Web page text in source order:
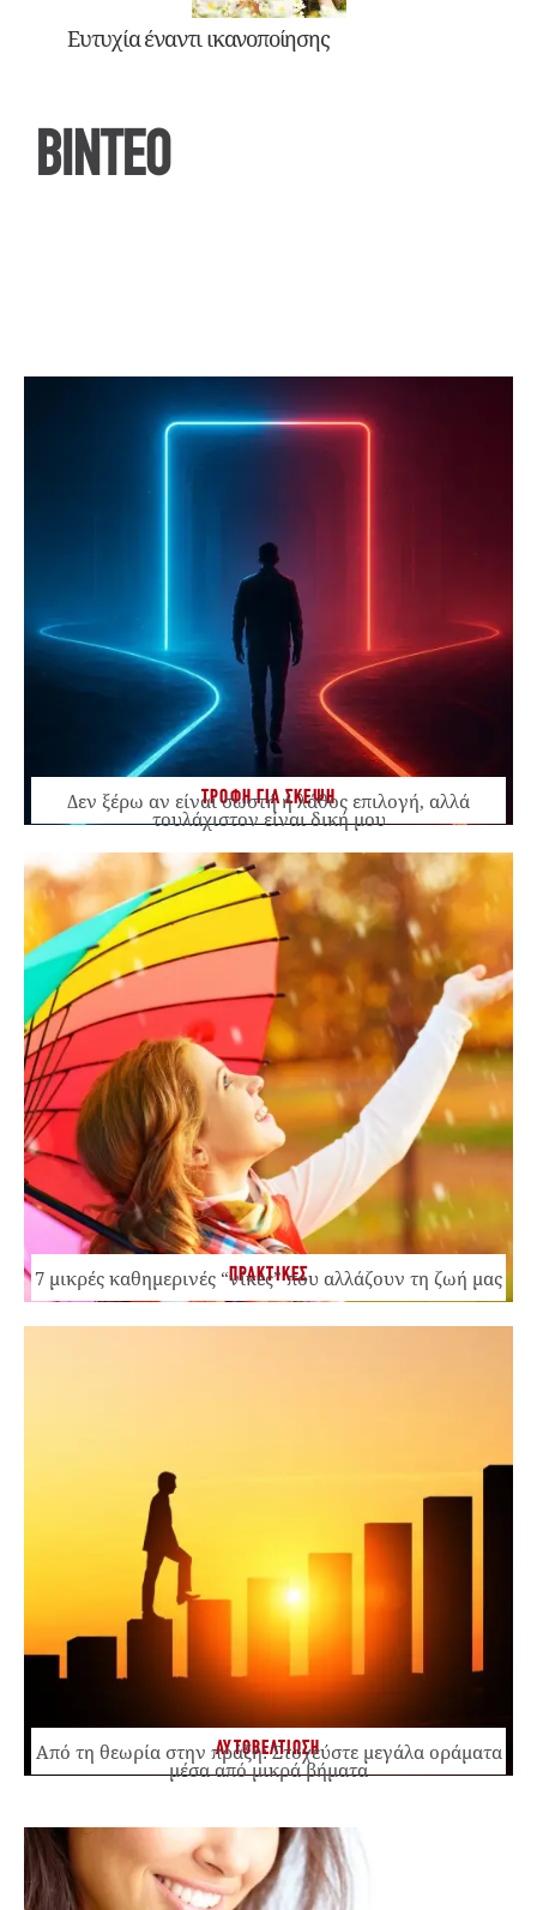
Ευτυχία έναντι ικανοποίησης
ΒΙΝΤΕΟ
ΤΡΟΦΗ ΓΙΑ ΣΚΕΨΗ
Δεν ξέρω αν είναι σωστή ή λάθος επιλογή, αλλά
τουλάχιστον είναι δική μου
ΠΡΑΚΤΙΚΕΣ
7 μικρές καθημερινές “νίκες” που αλλάζουν τη ζωή μας
ΑΥΤΟΒΕΛΤΙΩΣΗ
Από τη θεωρία στην πράξη: Στοχεύστε μεγάλα οράματα
μέσα από μικρά βήματα